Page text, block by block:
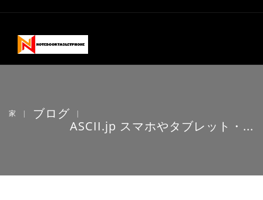
家 | ブログ |
ASCII.jp スマホやタブレット・...